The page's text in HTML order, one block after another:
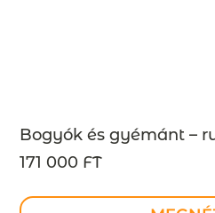
Bogyók és gyémánt –
171 000 FT